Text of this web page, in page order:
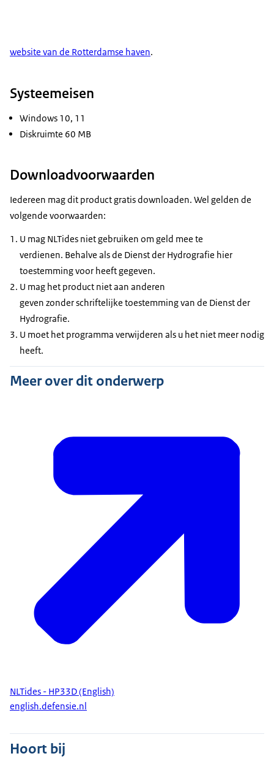
website van de Rotterdamse haven.
Systeemeisen
Windows 10, 11
Diskruimte 60 MB
Downloadvoorwaarden
Iedereen mag dit product gratis downloaden. Wel gelden de
volgende voorwaarden:
U mag NLTides niet gebruiken om geld mee te
verdienen. Behalve als de Dienst der Hydrografie hier
toestemming voor heeft gegeven.
U mag het product niet aan anderen
geven zonder schriftelijke toestemming van de Dienst der
Hydrografie.
U moet het programma verwijderen als u het niet meer nodig
heeft.
Meer over dit onderwerp
NLTides - HP33D (English)
english.defensie.nl
Hoort bij